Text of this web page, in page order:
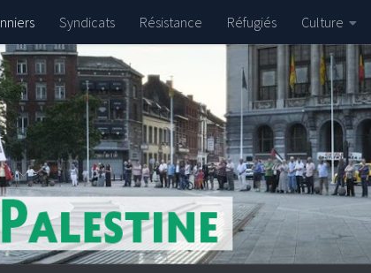
Syndicats Résistance Réfugiés Culture